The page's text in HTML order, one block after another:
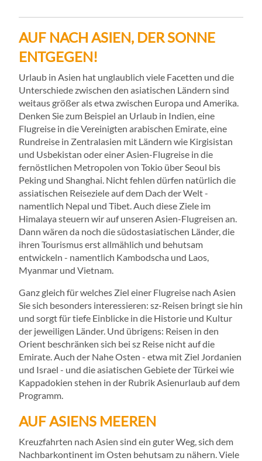
AUF NACH ASIEN, DER SONNE
ENTGEGEN!
Urlaub in Asien hat unglaublich viele Facetten und die
Unterschiede zwischen den asiatischen Ländern sind
weitaus größer als etwa zwischen Europa und Amerika.
Denken Sie zum Beispiel an Urlaub in Indien, eine
Flugreise in die Vereinigten arabischen Emirate, eine
Rundreise in Zentralasien mit Ländern wie Kirgisistan
und Usbekistan oder einer Asien-Flugreise in die
fernöstlichen Metropolen von Tokio über Seoul bis
Peking und Shanghai. Nicht fehlen dürfen natürlich die
assiatischen Reiseziele auf dem Dach der Welt -
namentlich Nepal und Tibet. Auch diese Ziele im
Himalaya steuern wir auf unseren Asien-Flugreisen an.
Dann wären da noch die südostasiatischen Länder, die
ihren Tourismus erst allmählich und behutsam
entwickeln - namentlich Kambodscha und Laos,
Myanmar und Vietnam.
Ganz gleich für welches Ziel einer Flugreise nach Asien
Sie sich besonders interessieren: sz-Reisen bringt sie hin
und sorgt für tiefe Einblicke in die Historie und Kultur
der jeweiligen Länder. Und übrigens: Reisen in den
Orient beschränken sich bei sz Reise nicht auf die
Emirate. Auch der Nahe Osten - etwa mit Ziel Jordanien
und Israel - und die asiatischen Gebiete der Türkei wie
Kappadokien stehen in der Rubrik Asienurlaub auf dem
Programm.
AUF ASIENS MEEREN
Kreuzfahrten nach Asien sind ein guter Weg, sich dem
Nachbarkontinent im Osten behutsam zu nähern. Viele